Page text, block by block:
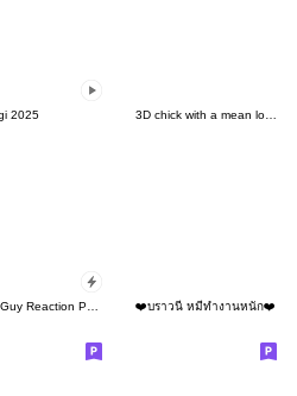
2025 3D chick with a mean look (no dialogue)
❤️บราวนี่ หมีทำงานหนัก❤️